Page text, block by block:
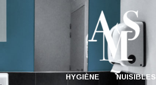
HYGIÈNE NUISIBLES